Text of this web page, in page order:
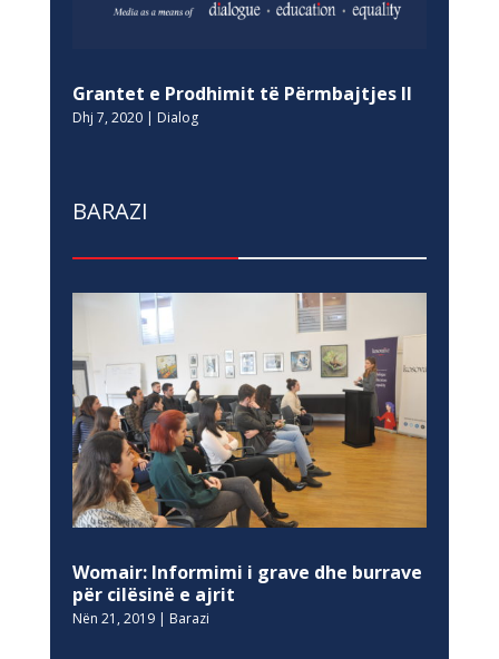
Grantet e Prodhimit të Përmbajtjes II
Dhj 7, 2020| Dialog
BARAZI
Womair: Informimi i grave dhe burrave
për cilësinë e ajrit
Nën 21, 2019| Barazi